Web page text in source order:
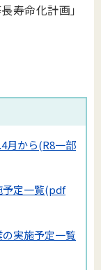
寿命化計画」
月から(R8一部
予定一覧(pdf
の実施予定一覧